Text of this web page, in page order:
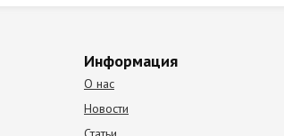
Информация
О нас
Новости